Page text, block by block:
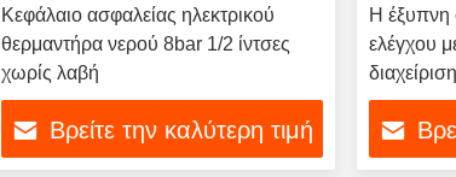
Κεφάλαιο ασφαλείας ηλεκτρικού
θερμαντήρα νερού 8bar 1/2 ίντσες
χωρίς λαβή
Βρείτε την καλύτερη τιμή
Η έξυπνη
ελέγχου